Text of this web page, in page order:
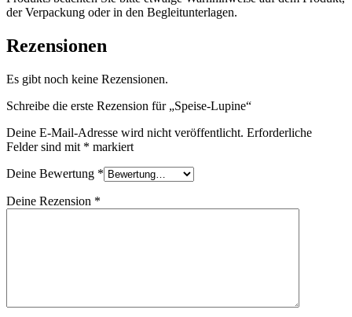
der Verpackung oder in den Begleitunterlagen.
Rezensionen
Es gibt noch keine Rezensionen.
Schreibe die erste Rezension für „Speise-Lupine“
Deine E-Mail-Adresse wird nicht veröffentlicht. Erforderliche
Felder sind mit * markiert
Deine Bewertung *
Deine Rezension *